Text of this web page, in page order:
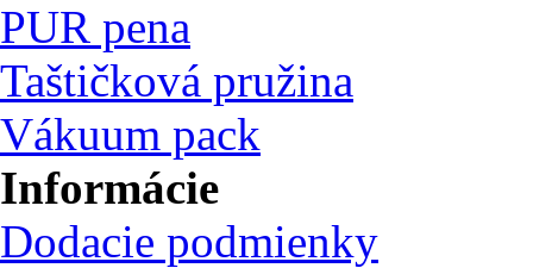
PUR pena
Taštičková pružina
Vákuum pack
Informácie
Dodacie podmienky